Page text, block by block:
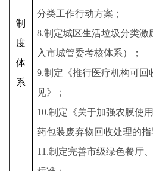
制
度
体
系
分类工作行动方案；
8.制定城区生活垃圾分类激
入市城管委考核体系）；
9.制定《推行医疗机构可回
见》；
10.制定《关于加强农膜使
药包装废弃物回收处理的指
11.制定完善市级绿色餐厅